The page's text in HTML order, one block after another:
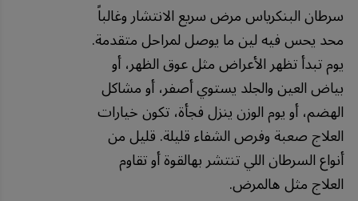
سرطان البنكرياس مرض سريع الانتشار وغالباً
محد يحس فيه لين ما يوصل لمراحل متقدمة.
يوم تبدأ تظهر الأعراض مثل عوق الظهر، أو
بياض العين والجلد يستوي أصفر، أو مشاكل
الهضم، أو يوم الوزن ينزل فجأة، تكون خيارات
العلاج صعبة وفرص الشفاء قليلة. قليل من
أنواع السرطان اللي تنتشر بهالقوة أو تقاوم
العلاج مثل هالمرض.